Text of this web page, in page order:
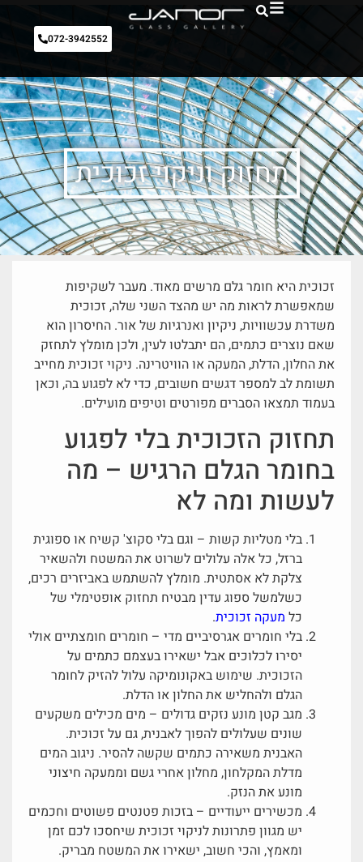
072-3942552
תחזוק וניקוי זכוכית
זכוכית היא חומר גלם מרשים מאוד. מעבר לשקיפות
שמאפשרת לראות מה יש מהצד השני שלה, זכוכית
משדרת עכשוויות, ניקיון ואנרגיות של אור. החיסרון הוא
שאם נוצרים כתמים, הם יתבלטו לעין, ולכן מומלץ לתחזק
את החלון, הדלת, המעקה או הוויטרינה. ניקוי זכוכית מחייב
תשומת לב למספר דגשים חשובים, כדי לא לפגוע בה, וכאן
בעמוד תמצאו הסברים מפורטים וטיפים מועילים.
תחזוק הזכוכית בלי לפגוע
בחומר הגלם הרגיש – מה
לעשות ומה לא
בלי מטליות קשות – וגם בלי סקוצ' קשיח או ספוגית
ברזל, כל אלה עלולים לשרוט את המשטח ולהשאיר
צלקת לא אסתטית. מומלץ להשתמש באביזרים רכים,
כשלמשל ספוג עדין מבטיח תחזוק אופטימלי של
כל מעקה זכוכית.
בלי חומרים אגרסיביים מדי – חומרים חומצתיים אולי
יסירו לכלוכים אבל ישאירו בעצמם כתמים על
הזכוכית. שימוש באקונומיקה עלול להזיק לחומר
הגלם ולהחליש את החלון או הדלת.
מגב קטן מונע נזקים גדולים – מים מכילים משקעים
שונים שעלולים להפוך לאבנית, גם על זכוכית.
האבנית משאירה כתמים שקשה להסיר. ניגוב המים
מדלת המקלחון, מחלון אחרי גשם וממעקה חיצוני
מונע את הנזק.
מכשירים ייעודיים – בזכות פטנטים פשוטים וחכמים
יש מגוון פתרונות לניקוי זכוכית שיחסכו לכם זמן
ומאמץ, והכי חשוב, ישאירו את המשטח מבריק.